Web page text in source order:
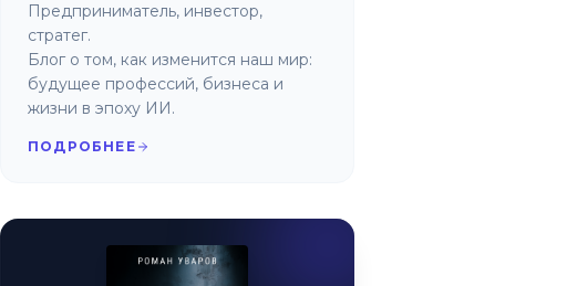
Предприниматель, инвестор,
стратег.
Блог о том, как изменится наш мир:
будущее профессий, бизнеса и
жизни в эпоху ИИ.
ПОДРОБНЕЕ